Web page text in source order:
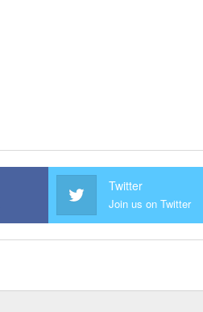
Twitter
Join us on Twitter